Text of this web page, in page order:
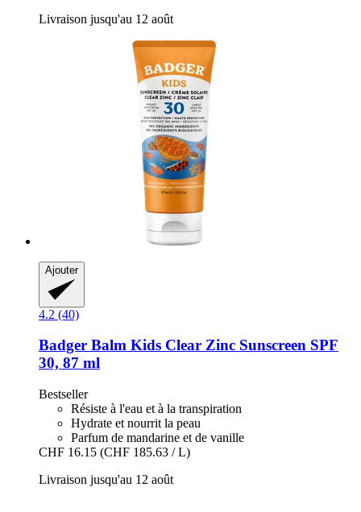
Livraison jusqu'au 12 août
Ajouter
4.2 (40)
Badger Balm Kids Clear Zinc Sunscreen SPF
30, 87 ml
Bestseller
Résiste à l'eau et à la transpiration
Hydrate et nourrit la peau
Parfum de mandarine et de vanille
CHF 16.15 (CHF 185.63 / L)
Livraison jusqu'au 12 août